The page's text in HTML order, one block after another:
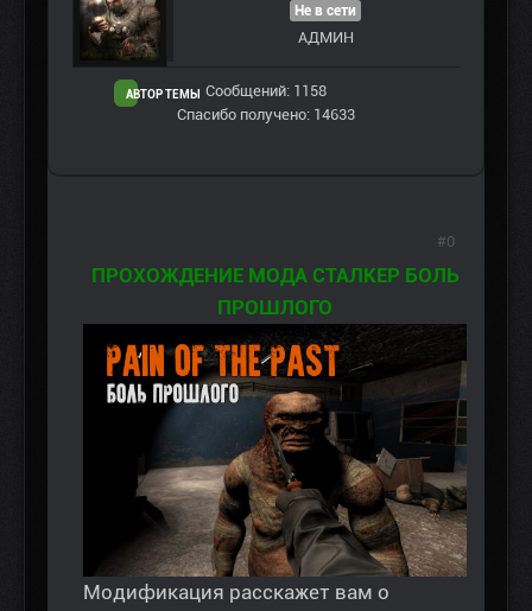
АВТОР ТЕМЫ
Не в сети
АДМИН
Сообщений: 1158
Спасибо получено: 14633
ПРОХОЖДЕНИЕ МОДА СТАЛКЕР БОЛЬ
ПРОШЛОГО
Модификация расскажет вам о
#0